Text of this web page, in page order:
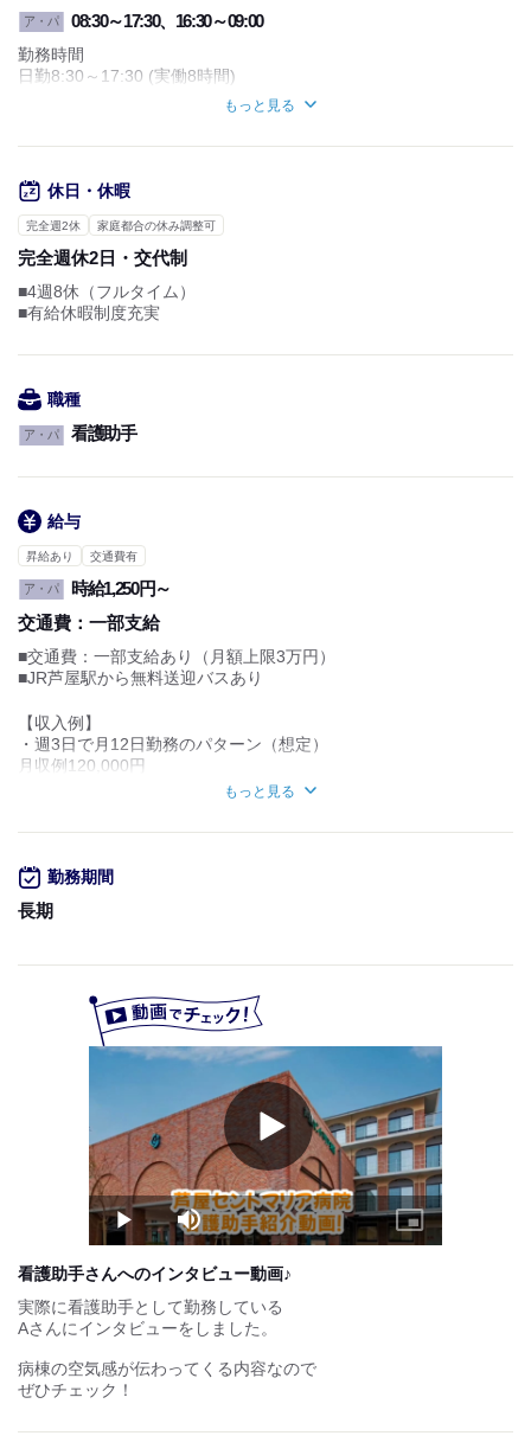
ア・パ 08:30～17:30、16:30～09:00
勤務時間
日勤8:30～17:30 (実働8時間)
夜勤16:30～9:00(休憩2時間)
【残業】
■月平均5時間
申し送りの時間がしっかり重なるように
シフトを組んでいるので、
勤務時間内に業務がちゃんと終わります。
※基本的に残業なしの方針
もっと見る
休日・休暇
完全週2休 家庭都合の休み調整可
完全週休2日・交代制
■4週8休（フルタイム）
■有給休暇制度充実
職種
ア・パ 看護助手
給与
昇給あり 交通費有
ア・パ
時給1,250円～
交通費： 一部支給
■交通費：一部支給あり（月額上限3万円）
■JR芦屋駅から無料送迎バスあり
【収入例】
・週3日で月12日勤務のパターン（想定）
月収例120,000円
【試用期間】
期間：3か月
雇用形態：アルバイト・パート
試用期間：あり
時給1,250円〜
試用期間3か月／同待遇
もっと見る
勤務期間
長期
Play
Play Mute
Picture-
in-
看護助手さんへのインタビュー動画♪
実際に看護助手として勤務している
Aさんにインタビューをしました。
病棟の空気感が伝わってくる内容なので
ぜひチェック！